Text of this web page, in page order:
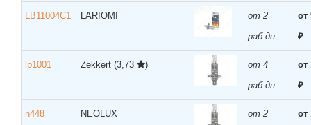
LB11004C1 LARIOMI
от 2
раб.дн.
от
₽
lp1001 Zekkert (3,73 )
от 4
раб.дн.
от
₽
n448 NEOLUX
от 2
от